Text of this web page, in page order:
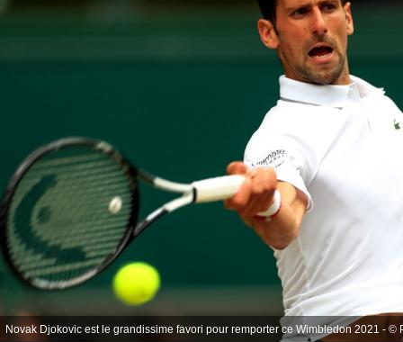
Novak Djokovic est le grandissime favori pour remporter ce Wimbledon 2021 - ©